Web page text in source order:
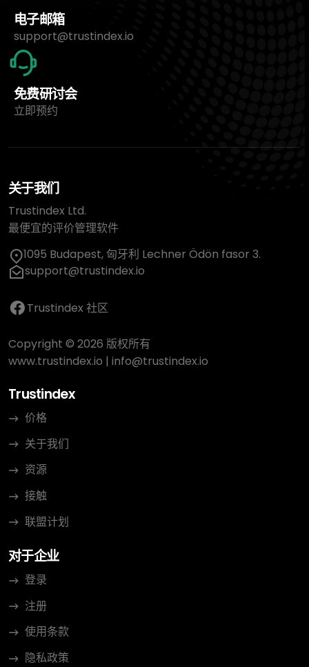
电子邮箱
support@trustindex.io
免费研讨会
立即预约
关于我们
Trustindex Ltd.
最便宜的评价管理软件
1095 Budapest, 匈牙利 Lechner Ödön fasor 3.
support@trustindex.io
Trustindex 社区
Copyright © 2026 版权所有
www.trustindex.io | info@trustindex.io
Trustindex
价格
关于我们
资源
接触
联盟计划
对于企业
登录
注册
使用条款
隐私政策